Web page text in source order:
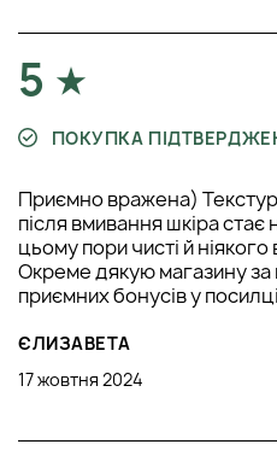
5
ПОКУПКА
Приємно вражена)
після вмивання шкіра
цьому пори чисті й ніякого
Окреме дякую магазину за
приємних бонусів у
ЄЛИЗАВЕТА
17 жовтня 2024